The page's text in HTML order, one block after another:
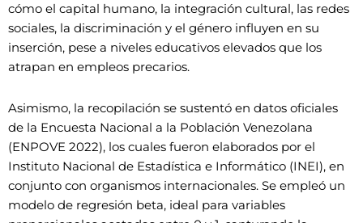
cómo el capital humano, la integración cultural, las redes
sociales, la discriminación y el género influyen en su
inserción, pese a niveles educativos elevados que los
atrapan en empleos precarios.
Asimismo, la recopilación se sustentó en datos oficiales
de la Encuesta Nacional a la Población Venezolana
(ENPOVE 2022), los cuales fueron elaborados por el
Instituto Nacional de Estadística e Informático (INEI), en
conjunto con organismos internacionales. Se empleó un
modelo de regresión beta, ideal para variables